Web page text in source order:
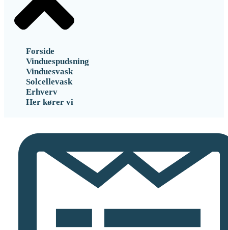
Forside
Vinduespudsning
Vinduesvask
Solcellevask
Erhverv
Her kører vi